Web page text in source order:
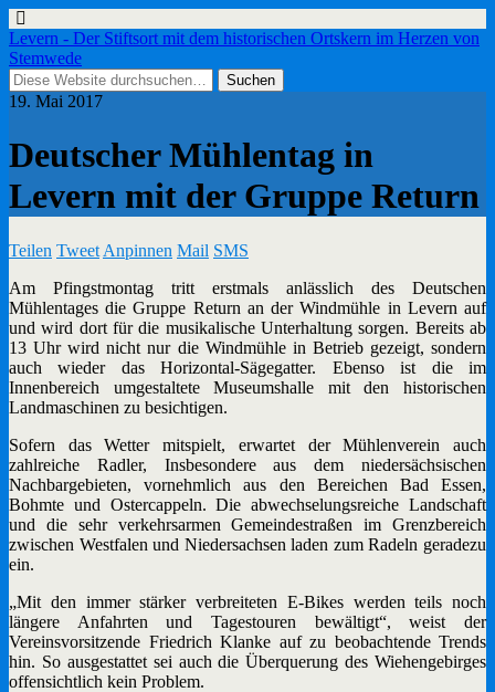
Levern - Der Stiftsort mit dem historischen Ortskern im Herzen von
Stemwede
19. Mai 2017
Deutscher Mühlentag in
Levern mit der Gruppe Return
Teilen Tweet Anpinnen Mail SMS
Am Pfingstmontag tritt erstmals anlässlich des Deutschen
Mühlentages die Gruppe Return an der Windmühle in Levern auf
und wird dort für die musikalische Unterhaltung sorgen. Bereits ab
13 Uhr wird nicht nur die Windmühle in Betrieb gezeigt, sondern
auch wieder das Horizontal-Sägegatter. Ebenso ist die im
Innenbereich umgestaltete Museumshalle mit den historischen
Landmaschinen zu besichtigen.
Sofern das Wetter mitspielt, erwartet der Mühlenverein auch
zahlreiche Radler, Insbesondere aus dem niedersächsischen
Nachbargebieten, vornehmlich aus den Bereichen Bad Essen,
Bohmte und Ostercappeln. Die abwechselungsreiche Landschaft
und die sehr verkehrsarmen Gemeindestraßen im Grenzbereich
zwischen Westfalen und Niedersachsen laden zum Radeln geradezu
ein.
„Mit den immer stärker verbreiteten E-Bikes werden teils noch
längere Anfahrten und Tagestouren bewältigt“, weist der
Vereinsvorsitzende Friedrich Klanke auf zu beobachtende Trends
hin. So ausgestattet sei auch die Überquerung des Wiehengebirges
offensichtlich kein Problem.